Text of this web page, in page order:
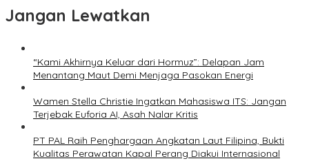
Jangan Lewatkan
“Kami Akhirnya Keluar dari Hormuz”: Delapan Jam
Menantang Maut Demi Menjaga Pasokan Energi
Wamen Stella Christie Ingatkan Mahasiswa ITS: Jangan
Terjebak Euforia AI, Asah Nalar Kritis
PT PAL Raih Penghargaan Angkatan Laut Filipina, Bukti
Kualitas Perawatan Kapal Perang Diakui Internasional